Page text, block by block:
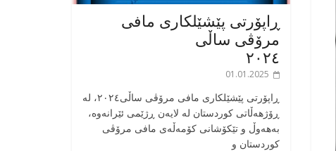
ڕاپۆرتی پێشێلکاری مافی
مرۆڤی ساڵی
٢٠٢٤
01.01.2025
‎ڕاپۆرتی پێشێلکاری مافی مرۆڤی ساڵی٢٠٢٤، له
ڕۆژهەڵاتی کوردستان له لایەن ڕژێمی ئێرانەوە،
بە‎هەوڵ و تێکۆشانی کۆمەڵەی مافی مرۆڤی
کوردستان و